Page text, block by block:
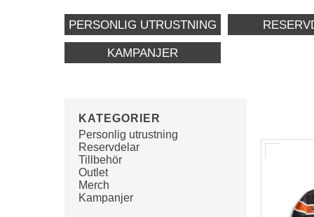
PERSONLIG UTRUSTNING
KAMPANJER
KATEGORIER
Personlig utrustning
Reservdelar
Tillbehör
Outlet
Merch
Kampanjer